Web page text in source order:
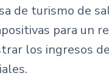
de turismo de
para un
los ingresos